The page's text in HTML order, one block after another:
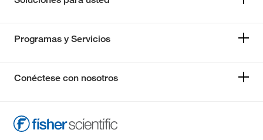
Programas y Servicios
Conéctese con nosotros